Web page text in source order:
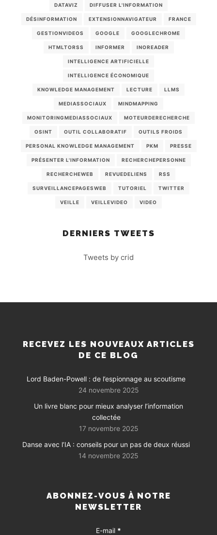
DATAVIZ DIFFUSER L'INFORMATION
DÉSINFORMATION EXTENSIONNAVIGATEUR FRANCE
GESTIONVIDEOS GOOGLE GOOGLECHROME
HTMLTORSS INFORMER INOREADER
INTELLIGENCE ARTIFICIELLE
INTELLIGENCE ÉCONOMIQUE
KNOWLEDGE MANAGEMENT LECTURE LLMS
MEDIASSOCIAUX MINDMAPPING
MONITORINGMEDIASSOCIAUX MOTEURDERECHERCHE
OSINT OUTIL COLLABORATIF OUTILS FROIDS
PERSONAL KNOWLEDGE MANAGEMENT PKM PRESSE
PRÉSENTER L'INFORMATION RECHERCHEPERSONNE
RECHERCHEWEB REVUEDELIENS RSS
SURVEILLANCEPAGESWEB TUTORIEL TWITTER
VEILLE VEILLEVIDEO VIDEO
DERNIERS TWEETS
Tweets by crid
RECEVEZ LES NOUVEAUX ARTICLES
DE CE BLOG
Lord Baden-Powell : de l’espionnage au scoutisme
24 novembre 2025
Un livre blanc pour mieux analyser l’information
collectée
17 novembre 2025
Danse avec l’IA : conseils pour un pas de deux réussi
14 novembre 2025
ABONNEZ-VOUS À NOTRE
NEWSLETTER
E-mail *